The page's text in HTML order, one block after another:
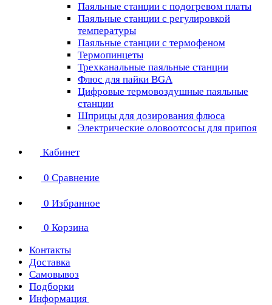
Паяльные станции с подогревом платы
Паяльные станции с регулировкой
температуры
Паяльные станции с термофеном
Термопинцеты
Трехканальные паяльные станции
Флюс для пайки BGA
Цифровые термовоздушные паяльные
станции
Шприцы для дозирования флюса
Электрические оловоотсосы для припоя
Кабинет
0 Сравнение
0 Избранное
0 Корзина
Контакты
Доставка
Самовывоз
Подборки
Информация